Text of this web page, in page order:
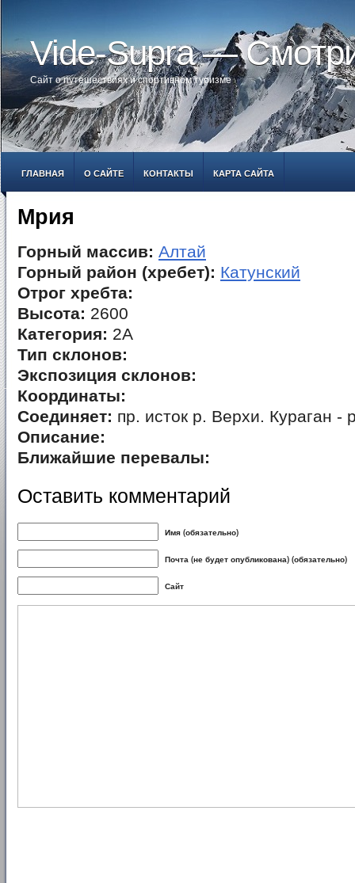
Vide-Supra —
Сайт о путешествиях и спортивном туризме
ГЛАВНАЯ О САЙТЕ КОНТАКТЫ КАРТА САЙТА
Мрия
Горный массив: Алтай
Горный район (хребет): Катунский
Отрог хребта:
Высота: 2600
Категория: 2А
Тип склонов:
Экспозиция склонов:
Координаты:
Соединяет: пр. исток р. Верхи. Кураган -
Описание:
Ближайшие перевалы:
Оставить комментарий
Имя (обязательно)
Почта (не будет опубликована) (обязательно)
Сайт